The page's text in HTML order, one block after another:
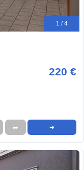
1 / 4
220 €
➦ ➜